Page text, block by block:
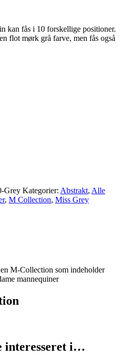
kan fås i 10 forskellige positioner.
flot mørk grå farve, men fås også
Grey Kategorier: Abstrakt, Alle
, M Collection, Miss Grey
M-Collection som indeholder
mannequiner
interesseret i…